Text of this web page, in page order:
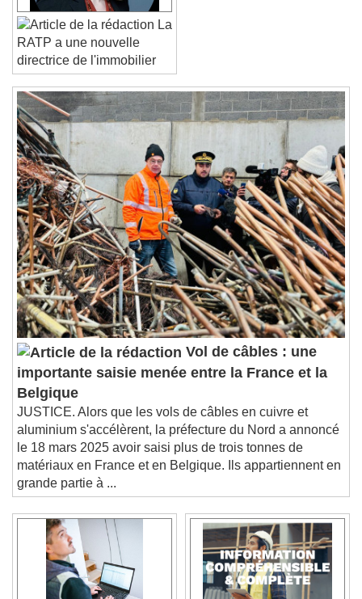
Close Modal Dialog
End of dialog window.
RATP a une nouvelle
directrice de l'immobilier
Vol de câbles : une
importante saisie menée entre la France et la
Belgique
JUSTICE. Alors que les vols de câbles en cuivre et
aluminium s'accélèrent, la préfecture du Nord a annoncé
le 18 mars 2025 avoir saisi plus de trois tonnes de
matériaux en France et en Belgique. Ils appartiennent en
grande partie à ...